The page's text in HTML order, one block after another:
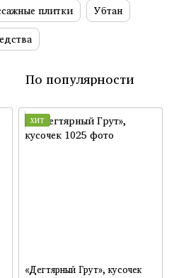
плитки
Убтан
По популярности
ХИТ
«Дегтярный Грут», кусочек